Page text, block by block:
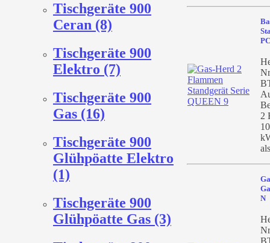
Tischgeräte 900
Ceran (8)
Tischgeräte 900
Elektro (7)
Tischgeräte 900
Gas (16)
Tischgeräte 900
Glühpöatte Elektro
(1)
Tischgeräte 900
Glühpöatte Gas (3)
2
N